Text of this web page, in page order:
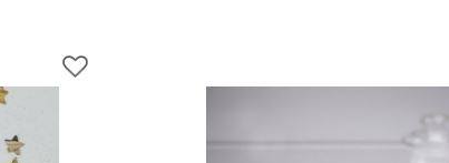
al carrello con
Ci
C'è